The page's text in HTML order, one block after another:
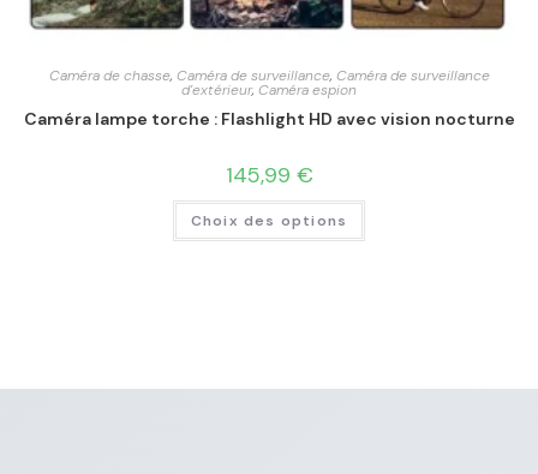
Caméra de chasse, Caméra de surveillance, Caméra de surveillance
d'extérieur, Caméra espion
Caméra lampe torche : Flashlight HD avec vision nocturne
145,99 €
Choix des options